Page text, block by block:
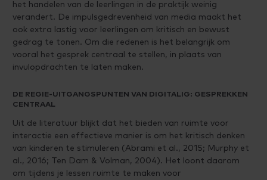
het handelen van de leerlingen in de praktijk weinig
verandert. De impulsgedrevenheid van media maakt het
ook extra lastig voor leerlingen om kritisch en bewust
gedrag te tonen. Om die redenen is het belangrijk om
vooral het gesprek centraal te stellen, in plaats van
invulopdrachten te laten maken.
DE REGIE-UITGANGSPUNTEN VAN DIGITALIG: GESPREKKEN
CENTRAAL
Uit de literatuur blijkt dat het bieden van ruimte voor
interactie een effectieve manier is om het kritisch denken
van kinderen te stimuleren (Abrami et al., 2015; Murphy et
al., 2016; Ten Dam & Volman, 2004). Het loont daarom
om tijdens je lessen ruimte te maken voor